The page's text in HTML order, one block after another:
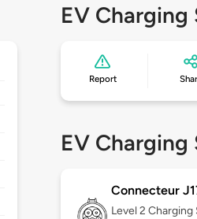
EV
Report
EV
Connecteur
Level 2 Charging